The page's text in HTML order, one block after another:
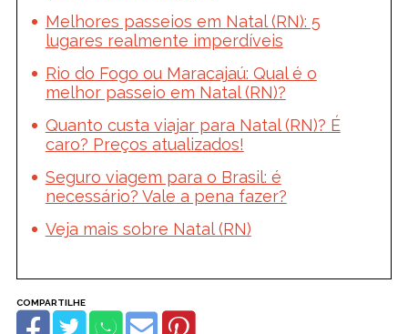
Melhores passeios em Natal (RN): 5
lugares realmente imperdíveis
Rio do Fogo ou Maracajaú: Qual é o
melhor passeio em Natal (RN)?
Quanto custa viajar para Natal (RN)? É
caro? Preços atualizados!
Seguro viagem para o Brasil: é
necessário? Vale a pena fazer?
Veja mais sobre Natal (RN)